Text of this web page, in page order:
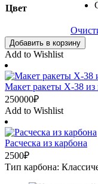
Цвет
Добавить в корзину
Add to Wishlist
Макет ракеты Х-38 из
250000₽
Add to Wishlist
Расческа из карбона
2500₽
Тип карбона: